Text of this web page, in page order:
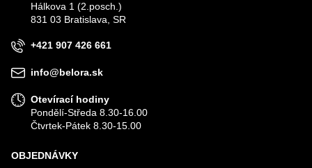
VÁŠ E-MAIL
Hálkova 1 (2.posch.)
831 03 Bratislava, SR
+421 907 426 661
info@belora.sk
Otevírací hodiny
Pondělí-Středa 8.30-16.00
Čtvrtek-Pátek 8.30-15.00
OBJEDNÁVKY